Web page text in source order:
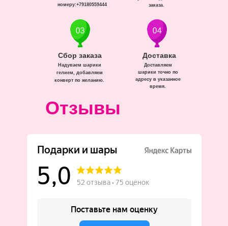
Доставка
Доставляем
шарики точно по
адресу в указанное
время.
Сбор заказа
Надуваем шарики
гелием, добавляем
конверт по желанию.
номеру:+79180559444
заказа.
Отзывы